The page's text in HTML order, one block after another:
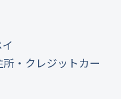
・クレジットカー